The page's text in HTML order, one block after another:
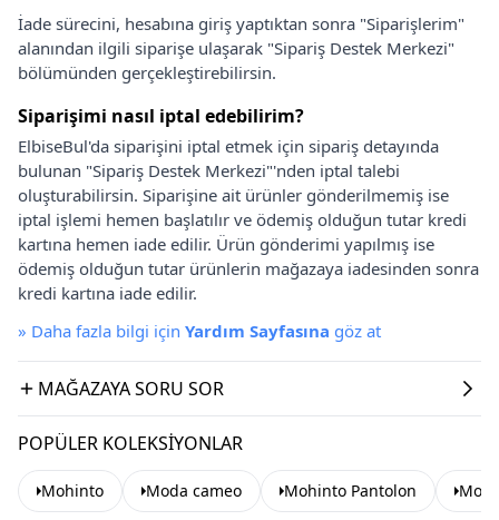
İade sürecini, hesabına giriş yaptıktan sonra "Siparişlerim"
alanından ilgili siparişe ulaşarak "Sipariş Destek Merkezi"
bölümünden gerçekleştirebilirsin.
Siparişimi nasıl iptal edebilirim?
ElbiseBul'da siparişini iptal etmek için sipariş detayında
bulunan "Sipariş Destek Merkezi"'nden iptal talebi
oluşturabilirsin. Siparişine ait ürünler gönderilmemiş ise
iptal işlemi hemen başlatılır ve ödemiş olduğun tutar kredi
kartına hemen iade edilir. Ürün gönderimi yapılmış ise
ödemiş olduğun tutar ürünlerin mağazaya iadesinden sonra
kredi kartına iade edilir.
» Daha fazla bilgi için Yardım Sayfasına göz at
MAĞAZAYA SORU SOR
POPÜLER KOLEKSIYONLAR
Mohinto Moda cameo Mohinto Pantolon